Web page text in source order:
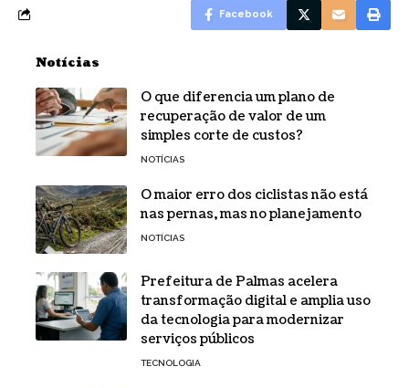
Facebook
Notícias
O que diferencia um plano de
recuperação de valor de um
simples corte de custos?
NOTÍCIAS
O maior erro dos ciclistas não está
nas pernas, mas no planejamento
NOTÍCIAS
Prefeitura de Palmas acelera
transformação digital e amplia uso
da tecnologia para modernizar
serviços públicos
TECNOLOGIA